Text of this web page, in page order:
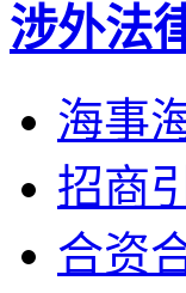
涉外法
海事
招商
合资